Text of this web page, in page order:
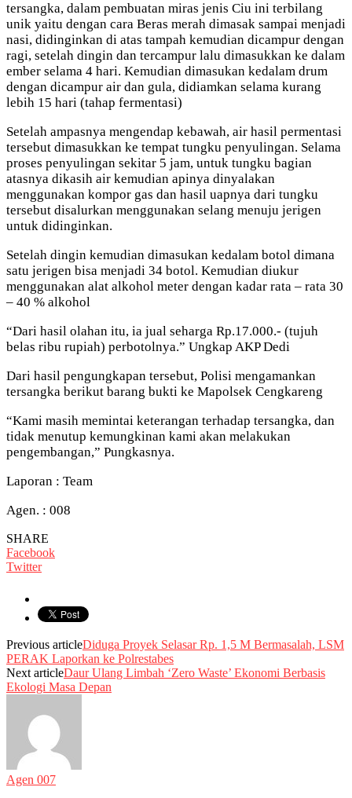
tersangka, dalam pembuatan miras jenis Ciu ini terbilang
unik yaitu dengan cara Beras merah dimasak sampai menjadi
nasi, didinginkan di atas tampah kemudian dicampur dengan
ragi, setelah dingin dan tercampur lalu dimasukkan ke dalam
ember selama 4 hari. Kemudian dimasukan kedalam drum
dengan dicampur air dan gula, didiamkan selama kurang
lebih 15 hari (tahap fermentasi)
Setelah ampasnya mengendap kebawah, air hasil permentasi
tersebut dimasukkan ke tempat tungku penyulingan. Selama
proses penyulingan sekitar 5 jam, untuk tungku bagian
atasnya dikasih air kemudian apinya dinyalakan
menggunakan kompor gas dan hasil uapnya dari tungku
tersebut disalurkan menggunakan selang menuju jerigen
untuk didinginkan.
Setelah dingin kemudian dimasukan kedalam botol dimana
satu jerigen bisa menjadi 34 botol. Kemudian diukur
menggunakan alat alkohol meter dengan kadar rata – rata 30
– 40 % alkohol
“Dari hasil olahan itu, ia jual seharga Rp.17.000.- (tujuh
belas ribu rupiah) perbotolnya.” Ungkap AKP Dedi
Dari hasil pengungkapan tersebut, Polisi mengamankan
tersangka berikut barang bukti ke Mapolsek Cengkareng
“Kami masih memintai keterangan terhadap tersangka, dan
tidak menutup kemungkinan kami akan melakukan
pengembangan,” Pungkasnya.
Laporan : Team
Agen. : 008
SHARE
Facebook
Twitter
Previous articleDiduga Proyek Selasar Rp. 1,5 M Bermasalah, LSM
PERAK Laporkan ke Polrestabes
Next articleDaur Ulang Limbah ‘Zero Waste’ Ekonomi Berbasis
Ekologi Masa Depan
Agen 007